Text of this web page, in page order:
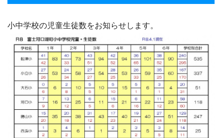
小中学校の児童生徒数をお知らせします。